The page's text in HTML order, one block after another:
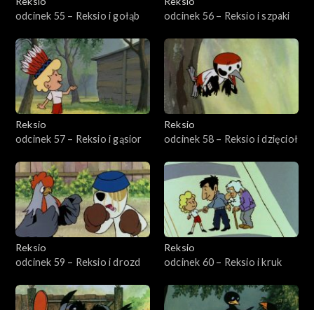
odcinek 55 – Reksio i gołąb
odcinek 56 – Reksio i szpaki
Reksio
odcinek 57 – Reksio i gąsior
Reksio
odcinek 58 – Reksio i dzięcioł
Reksio
odcinek 59 – Reksio i drozd
Reksio
odcinek 60 – Reksio i kruk